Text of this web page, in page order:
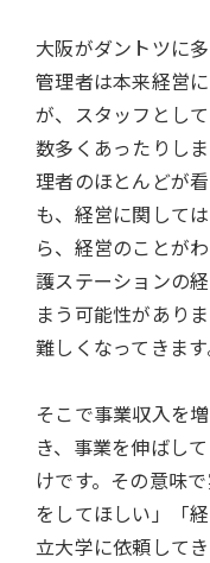
大阪がダントツに
管理者は本来経営
が、スタッフとし
数多くあったりし
理者のほとんどが
も、経営に関して
ら、経営のことが
護ステーションの
まう可能性があり
難しくなってきます
そこで事業収入を
き、事業を伸ばし
けです。その意味
をしてほしい」「
立大学に依頼して